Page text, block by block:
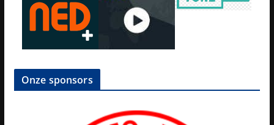
Onze sponsors